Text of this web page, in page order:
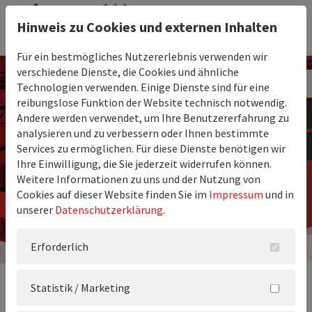
Hinweis zu Cookies und externen Inhalten
Für ein bestmögliches Nutzererlebnis verwenden wir
verschiedene Dienste, die Cookies und ähnliche
Technologien verwenden. Einige Dienste sind für eine
reibungslose Funktion der Website technisch notwendig.
Andere werden verwendet, um Ihre Benutzererfahrung zu
analysieren und zu verbessern oder Ihnen bestimmte
Services zu ermöglichen. Für diese Dienste benötigen wir
Ihre Einwilligung, die Sie jederzeit widerrufen können.
Weitere Informationen zu uns und der Nutzung von
Cookies auf dieser Website finden Sie im Impressum und in
unserer Datenschutzerklärung.
Erforderlich
Statistik / Marketing